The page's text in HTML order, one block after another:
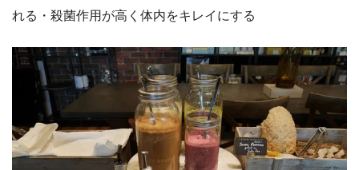
れる・殺菌作用が高く体内をキレイにする